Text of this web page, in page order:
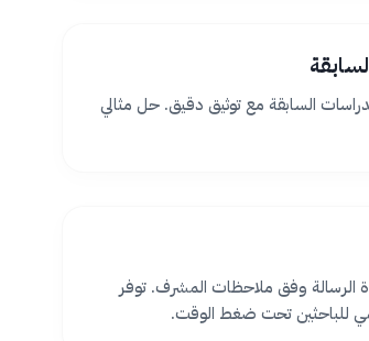
السابقة مع توثيق دقيق. حل مثالي
وفق ملاحظات المشرف. توفر
للباحثين تحت ضغط الوقت.